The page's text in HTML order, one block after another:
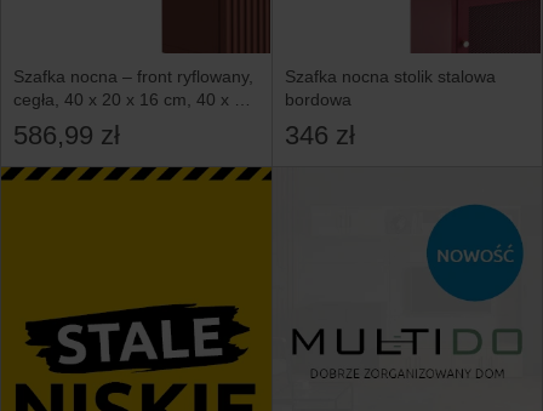
Szafka nocna – front ryflowany,
cegła, 40 x 20 x 16 cm, 40 x 20
x 16 cm
586,99 zł
Szafka nocna stolik stalowa
bordowa
346 zł